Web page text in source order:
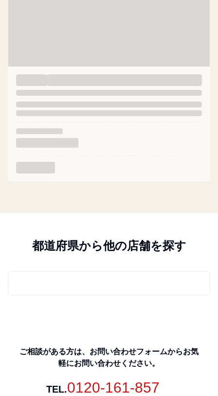
都道府県から他の店舗を探す
ご相談がある方は、お問い合わせフォームからお気
軽にお問い合わせください。
TEL.0120-161-857